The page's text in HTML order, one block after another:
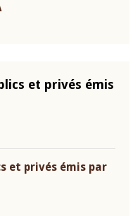
et privés émis
et privés émis par